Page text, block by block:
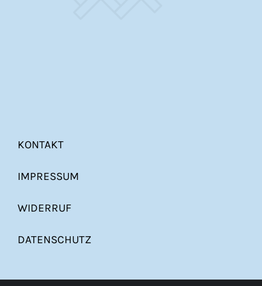
KONTAKT
IMPRESSUM
WIDERRUF
DATENSCHUTZ